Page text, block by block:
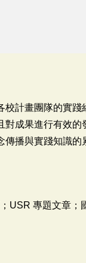
校計畫團隊的實
對成果進行有效
傳播與實踐知識
USR 專題文章；